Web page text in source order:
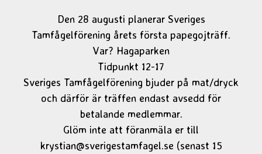
Den 28 augusti planerar Sveriges
Tamfågelförening årets första papegojträff.
Var? Hagaparken
Tidpunkt 12-17
Sveriges Tamfågelförening bjuder på mat/dryck
och därför är träffen endast avsedd för
betalande medlemmar.
Glöm inte att föranmäla er till
krystian@sverigestamfagel.se (senast 15